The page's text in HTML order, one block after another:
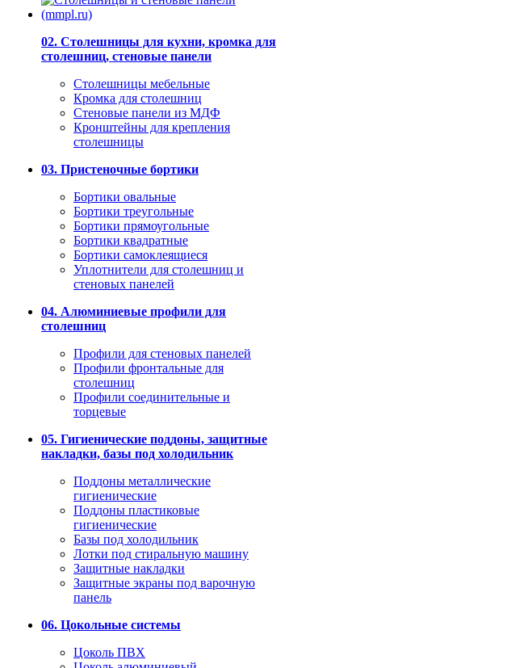
02. Столешницы для кухни, кромка для
столешниц, стеновые панели
Столешницы мебельные
Кромка для столешниц
Стеновые панели из МДФ
Кронштейны для крепления
столешницы
03. Пристеночные бортики
Бортики овальные
Бортики треугольные
Бортики прямоугольные
Бортики квадратные
Бортики самоклеящиеся
Уплотнители для столешниц и
стеновых панелей
04. Алюминиевые профили для
столешниц
Профили для стеновых панелей
Профили фронтальные для
столешниц
Профили соединительные и
торцевые
05. Гигиенические поддоны, защитные
накладки, базы под холодильник
Поддоны металлические
гигиенические
Поддоны пластиковые
гигиенические
Базы под холодильник
Лотки под стиральную машину
Защитные накладки
Защитные экраны под варочную
панель
06. Цокольные системы
Цоколь ПВХ